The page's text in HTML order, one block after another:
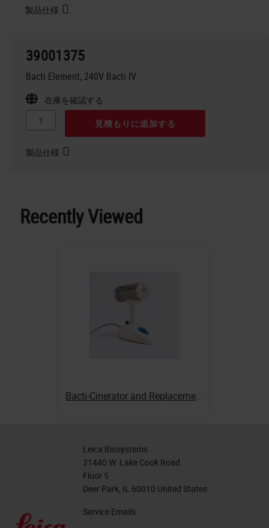
製品仕様
39001375
Bacti Element, 240V Bacti IV
在庫を確認する
見積もりに追加する
製品仕様
Recently Viewed
Bacti-Cinerator and Replacement Parts
Leica Biosystems
21440 W. Lake Cook Road
Floor 5
Deer Park, IL 60010 United States
Service Emails: